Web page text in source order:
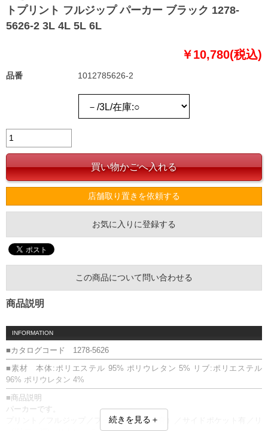
トプリント フルジップ パーカー ブラック 1278-
5626-2 3L 4L 5L 6L
￥10,780(税込)
品番 1012785626-2
店舗取り置きを依頼する
お気に入りに登録する
この商品について問い合わせる
商品説明
INFORMATION
■カタログコード 1278-5626
■素材 本体:ポリエステル 95% ポリウレタン 5% リブ:ポリエステル
96% ポリウレタン 4%
■商品説明
パーカーです。
プリント／フルジップ／フード（調節ひも有）／サイドポケット有／リ
続きを見る＋